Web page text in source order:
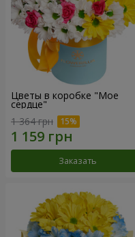
Цветы в коробке "Мое
сердце"
1 364 грн
Заказать